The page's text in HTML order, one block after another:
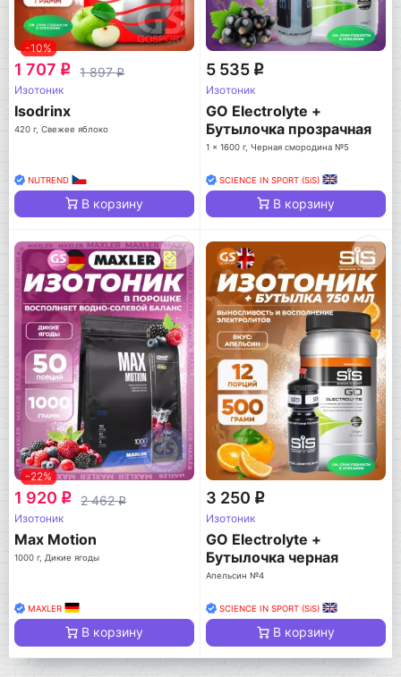
-10%
1 707 q 1 897q
Изотоник
Isodrinx
420 г, Свежее яблоко
NUTREND
В корзину
5 535 q
Изотоник
GO Electrolyte +
Бутылочка прозрачная
1 x 1600 г, Черная смородина №5
SCIENCE IN SPORT (SiS)
В корзину
-22%
1 920 q 2 462q
Изотоник
Max Motion
1000 г, Дикие ягоды
MAXLER
В корзину
3 250 q
Изотоник
GO Electrolyte +
Бутылочка черная
Апельсин №4
SCIENCE IN SPORT (SiS)
В корзину